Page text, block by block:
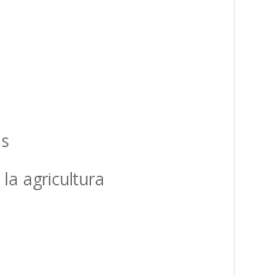
agricultura